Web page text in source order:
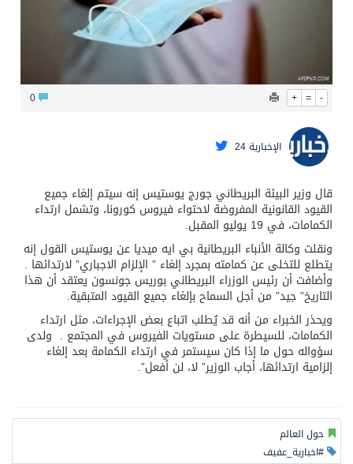
+ = -
الإخبارية 24
قال وزير البيئة البريطاني جورج يوستيس إنه سيتم إلغاء جميع
القيود القانونية المفروضة لاحتواء فيروس كورونا، وتشمل ارتداء
الكمامات، في 19 يوليو المقبل.
ونقلت وكالة الأنباء البريطانية بي ايه ميديا عن يوستيس القول إنه
يتطلع للتخلى عن كمامته بمجرد إلغاء ” الإلزام الاجباري” لارتدائها .
وأضافت أن رئيس الوزراء البريطاني بوريس جونسون يعتقد أن هذا
التاريخ” جيد” من أجل السماح بإلغاء جميع القيود المتبقية.
ويحذر الخبراء من أنه قد يُطلب اتباع بعض الإجراءات، مثل ارتداء
الكمامات، للسيطرة على مستويات الفيروس في المجتمع . ولدى
سؤواله حول ما إذا كان سيستمر في ارتداء الكمامة بعد إلغاء
إلزامية ارتدائها، أجاب الوزير” لا، لن أفعل”.
حول العالم
#اخبارية_عفيف